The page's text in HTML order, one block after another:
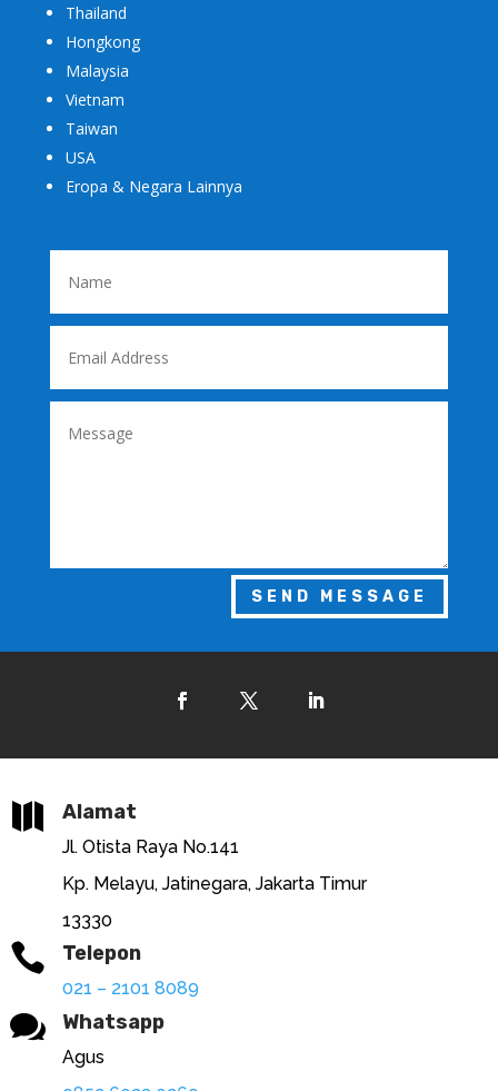
Thailand
Hongkong
Malaysia
Vietnam
Taiwan
USA
Eropa & Negara Lainnya
SEND MESSAGE
 Alamat
Jl. Otista Raya No.141
Kp. Melayu, Jatinegara, Jakarta Timur
13330
 Telepon
021 – 2101 8089
 Whatsapp
Agus